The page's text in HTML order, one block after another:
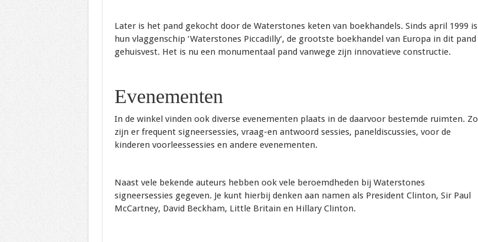
Later is het pand gekocht door de Waterstones keten van boekhandels. Sinds april 1999 is
hun vlaggenschip ‘Waterstones Piccadilly’, de grootste boekhandel van Europa in dit pand
gehuisvest. Het is nu een monumentaal pand vanwege zijn innovatieve constructie.
Evenementen
In de winkel vinden ook diverse evenementen plaats in de daarvoor bestemde ruimten. Zo
zijn er frequent signeersessies, vraag-en antwoord sessies, paneldiscussies, voor de
kinderen voorleessessies en andere evenementen.
Naast vele bekende auteurs hebben ook vele beroemdheden bij Waterstones
signeersessies gegeven. Je kunt hierbij denken aan namen als President Clinton, Sir Paul
McCartney, David Beckham, Little Britain en Hillary Clinton.